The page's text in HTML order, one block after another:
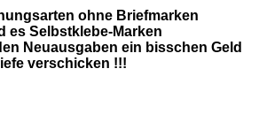
ohne Briefmarken
es Selbstklebe-Marken
Neuausgaben ein bisschen Geld
verschicken !!!